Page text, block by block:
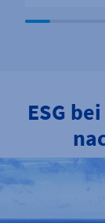
ESG